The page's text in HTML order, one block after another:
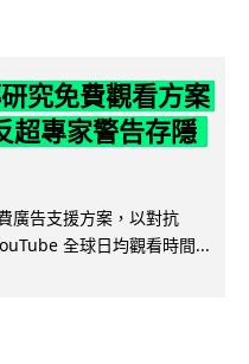
究免費觀看方案
超專家警告存隱
廣告支援方案，以對抗
全球日均觀看時間...